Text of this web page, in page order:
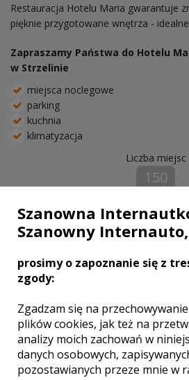
Restauracja Hotelu Maria gwarantuje
pięknie przygotowane wnętrza -
Zapraszamy Państwa do Hotelu
w Strzelinie
miejsca noclegowe
parking
kuchnia
klimatyzacja
Liczba miejsc
150
Szanowna
Szanowny Internauto,
prosimy o zapoznanie się z
zgody:
Zgadzam się na
plików cookies, jak też na
analizy moich zachowań w
danych osobowych,
pozostawianych przeze mnie w